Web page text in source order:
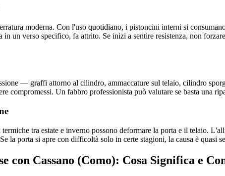
moderna. Con l'uso quotidiano, i pistoncini interni si
un verso specifico, fa attrito. Se inizi a sentire resistenza, non
— graffi attorno al cilindro, ammaccature sul telaio, cilindro
compromessi. Un fabbro professionista può valutare se basta una
termiche tra estate e inverno possono deformare la porta e il telaio.
la porta si apre con difficoltà solo in certe stagioni, la causa è quasi
con Cassano (Como): Cosa Significa e